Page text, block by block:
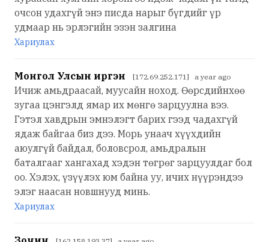
очсон удахгүй энэ писда нарыг бүгдийг үр
удмаар нь эрлэгийн эзэн залгина
Хариулах
Монгол Улсын иргэн [172.69.252.171] a year ago
Ичиж амьдраасай, муусайн ноход. Өөрсдийнхөө
зугаа цэнгэлд ямар их мөнгө зарцуулна вээ.
Гэтэл хавдрын эмнэлэгт барих гээд чадахгүй
ядаж байгаа биз дээ. Морь унаач хүүхдийн
аюулгүй байдал, боловсрол, амьдралын
баталгааг хангахад хэдэн төгрөг зарцуулдаг бол
оо. Хэлэх, үзүүлэх юм байна уу, ичих нүүрэндээ
элэг наасан новшнууд минь.
Хариулах